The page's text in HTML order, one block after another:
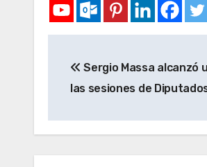
Sergio Massa alcanzó
las sesiones de